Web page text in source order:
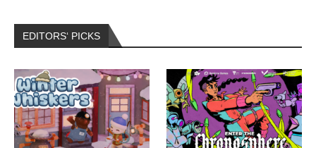
EDITORS‘ PICKS